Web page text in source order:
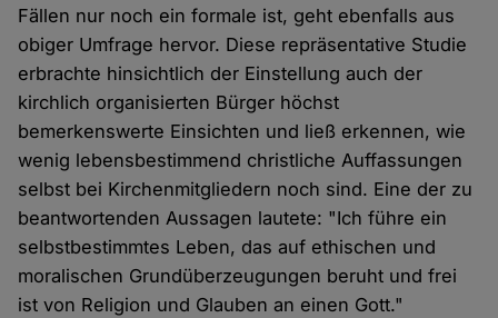
Fällen nur noch ein formale ist, geht ebenfalls aus
obiger Umfrage hervor. Diese repräsentative Studie
erbrachte hinsichtlich der Einstellung auch der
kirchlich organisierten Bürger höchst
bemerkenswerte Einsichten und ließ erkennen, wie
wenig lebensbestimmend christliche Auffassungen
selbst bei Kirchenmitgliedern noch sind. Eine der zu
beantwortenden Aussagen lautete: "Ich führe ein
selbstbestimmtes Leben, das auf ethischen und
moralischen Grundüberzeugungen beruht und frei
ist von Religion und Glauben an einen Gott."